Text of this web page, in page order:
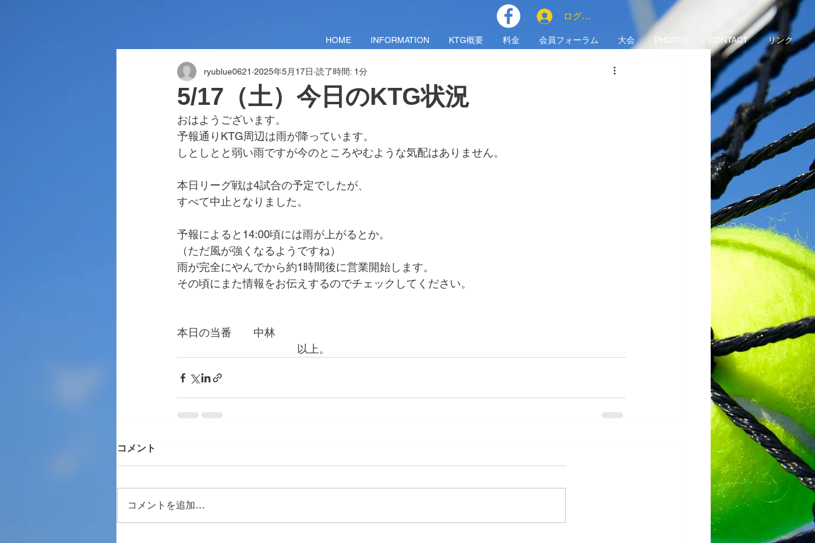
HOME INFORMATION KTG概要 料金 会員フォーラム 大会 PHOTOS CONTACT リンク
ログイン
5/17（土）今日のKTG状況
ryublue0621 2025年5月17日 読了時間: 1分
おはようございます。
予報通りKTG周辺は雨が降っています。
しとしとと弱い雨ですが今のところやむような気配はありません。
本日リーグ戦は4試合の予定でしたが、
すべて中止となりました。
予報によると14:00頃には雨が上がるとか。
（ただ風が強くなるようですね）
雨が完全にやんでから約1時間後に営業開始します。
その頃にまた情報をお伝えするのでチェックしてください。
本日の当番　　中林
以上。
コメント
コメントを追加…